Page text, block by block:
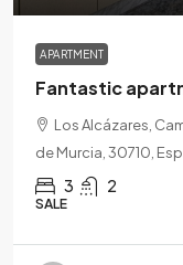
APARTMENT
Fantastic
Los Alcázares,
de Murcia, 30710,
3 2
SALE